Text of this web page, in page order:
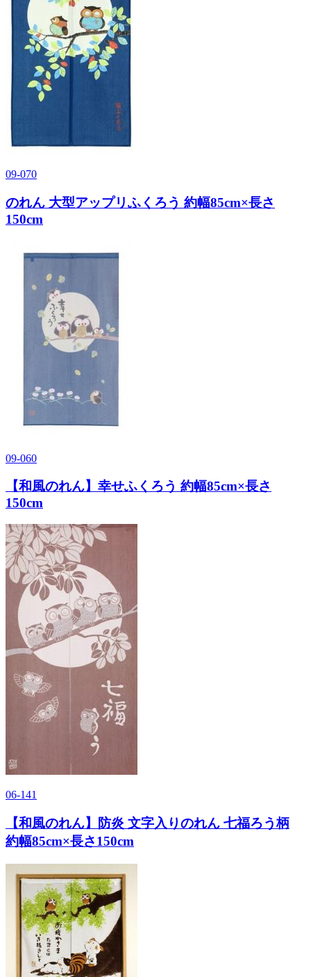
09-070
のれん 大型アップリふくろう 約幅85cm×長さ
150cm
09-060
【和風のれん】幸せふくろう 約幅85cm×長さ
150cm
06-141
【和風のれん】防炎 文字入りのれん 七福ろう柄
約幅85cm×長さ150cm